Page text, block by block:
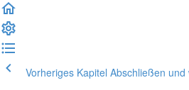
Vorheriges Kapitel Abschließen und